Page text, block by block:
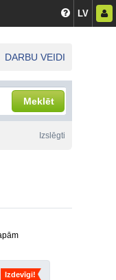
LV
DARBU VEIDI
Meklēt
Izdevīgi!
Izslēgti